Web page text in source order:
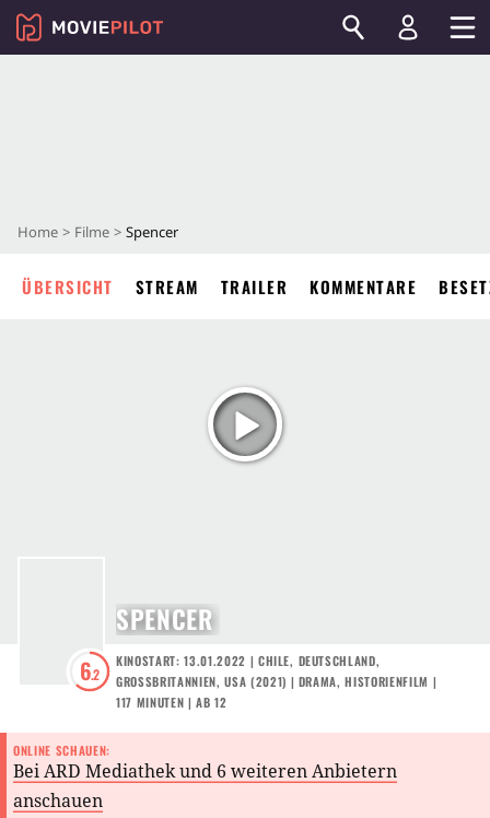
Home Filme Spencer
ÜBERSICHT STREAM TRAILER KOMMENTARE
6.2
SPENCER
KINOSTART: 13.01.2022 | CHILE, DEUTSCHLAND,
GROSSBRITANNIEN ,USA (2021) | DRAMA,HISTORIENFILM |
117 MINUTEN |AB 12
ONLINE SCHAUEN:
Bei ARD Mediathek und 6 weiteren Anbietern
anschauen